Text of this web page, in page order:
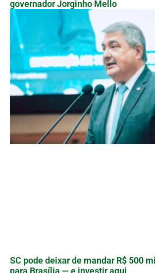
governador Jorginho Mello
SC pode deixar de mandar R$ 500
para Brasília — e investir aqui